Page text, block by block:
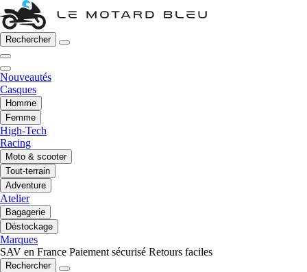
Rechercher
Nouveautés
Casques
Homme
Femme
High-Tech
Racing
Moto & scooter
Tout-terrain
Adventure
Atelier
Bagagerie
Déstockage
Marques
SAV en France Paiement sécurisé Retours faciles
Rechercher